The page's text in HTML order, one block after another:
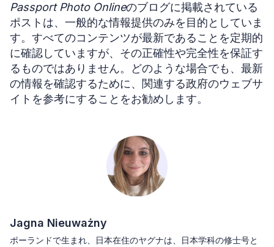
Passport Photo Onlineのブログに掲載されている
ポストは、一般的な情報提供のみを目的としていま
す。すべてのコンテンツが最新であることを定期的
に確認していますが、その正確性や完全性を保証す
るものではありません。どのような場合でも、最新
の情報を確認するために、関連する政府のウェブサ
イトを参考にすることをお勧めします。
Jagna Nieuważny
ポーランドで生まれ、日本在住のヤグナは、日本学科の修士号と